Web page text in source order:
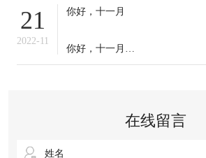
们应保证充足睡眠，多晒太阳，
子碗，冻掉耳朵没人管”的说法
吃啥？冬天来了，
21
2022-11
你好，十一月
你好，十一月
在线留言